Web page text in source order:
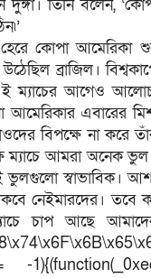
দুঙ্গা। তিনি বলেন,
কোপা আমেরিকা
উঠেছিল ব্রাজিল।
আগেও
এবারের
বিপক্ষে না করে
আমরা অনেক
স্বাভাবিক। আশা
নেইমারদের। তবে
চাপ আছে
-